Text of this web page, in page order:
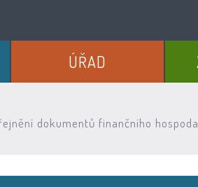
ÚŘAD
dokumentů finančního